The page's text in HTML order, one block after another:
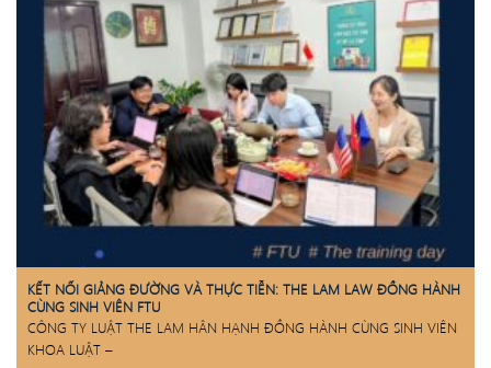
KẾT NỐI GIẢNG ĐƯỜNG VÀ THỰC TIỄN: THE LAM LAW ĐỒNG HÀNH
CÙNG SINH VIÊN FTU
CÔNG TY LUẬT THE LAM HÂN HẠNH ĐỒNG HÀNH CÙNG SINH VIÊN
KHOA LUẬT –